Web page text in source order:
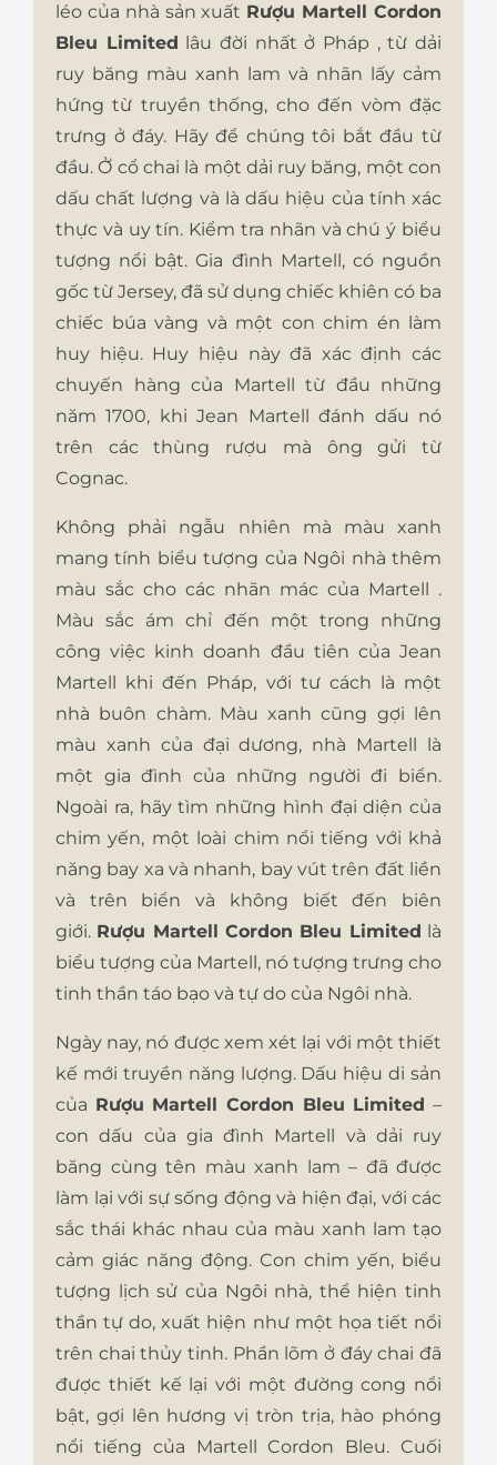
léo của nhà sản xuất Rượu Martell Cordon
Bleu Limited
lâu đời nhất ở Pháp , từ dải
ruy băng màu xanh lam và nhãn lấy cảm
hứng từ truyền thống, cho đến vòm đặc
trưng ở đáy. Hãy để chúng tôi bắt đầu từ
đầu. Ở cổ chai là một dải ruy băng, một con
dấu chất lượng và là dấu hiệu của tính xác
thực và uy tín. Kiểm tra nhãn và chú ý biểu
tượng nổi bật. Gia đình Martell, có nguồn
gốc từ Jersey, đã sử dụng chiếc khiên có ba
chiếc búa vàng và một con chim én làm
huy hiệu. Huy hiệu này đã xác định các
chuyến hàng của Martell từ đầu những
năm 1700, khi Jean Martell đánh dấu nó
trên các thùng rượu mà ông gửi từ
Cognac.
Không phải ngẫu nhiên mà màu xanh
mang tính biểu tượng của Ngôi nhà thêm
màu sắc cho các nhãn mác của Martell .
Màu sắc ám chỉ đến một trong những
công việc kinh doanh đầu tiên của Jean
Martell khi đến Pháp, với tư cách là một
nhà buôn chàm. Màu xanh cũng gợi lên
màu xanh của đại dương, nhà Martell là
một gia đình của những người đi biển.
Ngoài ra, hãy tìm những hình đại diện của
chim yến, một loài chim nổi tiếng với khả
năng bay xa và nhanh, bay vút trên đất liền
và trên biển và không biết đến biên
giới. Rượu Martell Cordon Bleu Limited
là
biểu tượng của Martell, nó tượng trưng cho
tinh thần táo bạo và tự do của Ngôi nhà.
Ngày nay, nó được xem xét lại với một thiết
kế mới truyền năng lượng. Dấu hiệu di sản
của Rượu Martell Cordon Bleu Limited –
con dấu của gia đình Martell và dải ruy
băng cùng tên màu xanh lam – đã được
làm lại với sự sống động và hiện đại, với các
sắc thái khác nhau của màu xanh lam tạo
cảm giác năng động.​ ​Con chim yến, biểu
tượng lịch sử của Ngôi nhà, thể hiện tinh
thần tự do, xuất hiện như một họa tiết nổi
trên chai thủy tinh. Phần lõm ở đáy chai đã
được thiết kế lại với một đường cong nổi
bật, gợi lên hương vị tròn trịa, hào phóng
nổi tiếng của Martell Cordon Bleu. Cuối